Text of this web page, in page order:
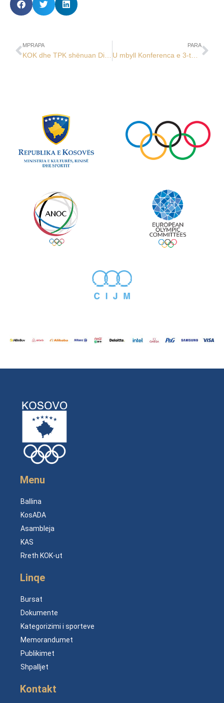
MPRAPA
KOK dhe TPK shënuan Ditën Ndërkombëtare të Sportit dhe Ambientit
PARA
U mbyll Konferenca e 3-të Ndërkombëtare Shkencore për Edukimin Fizik, Sportin dhe Shëndetin
Menu
Ballina
KosADA
Asambleja
KAS
Rreth KOK-ut
Linqe
Bursat
Dokumente
Kategorizimi i sporteve
Memorandumet
Publikimet
Shpalljet
Kontakt